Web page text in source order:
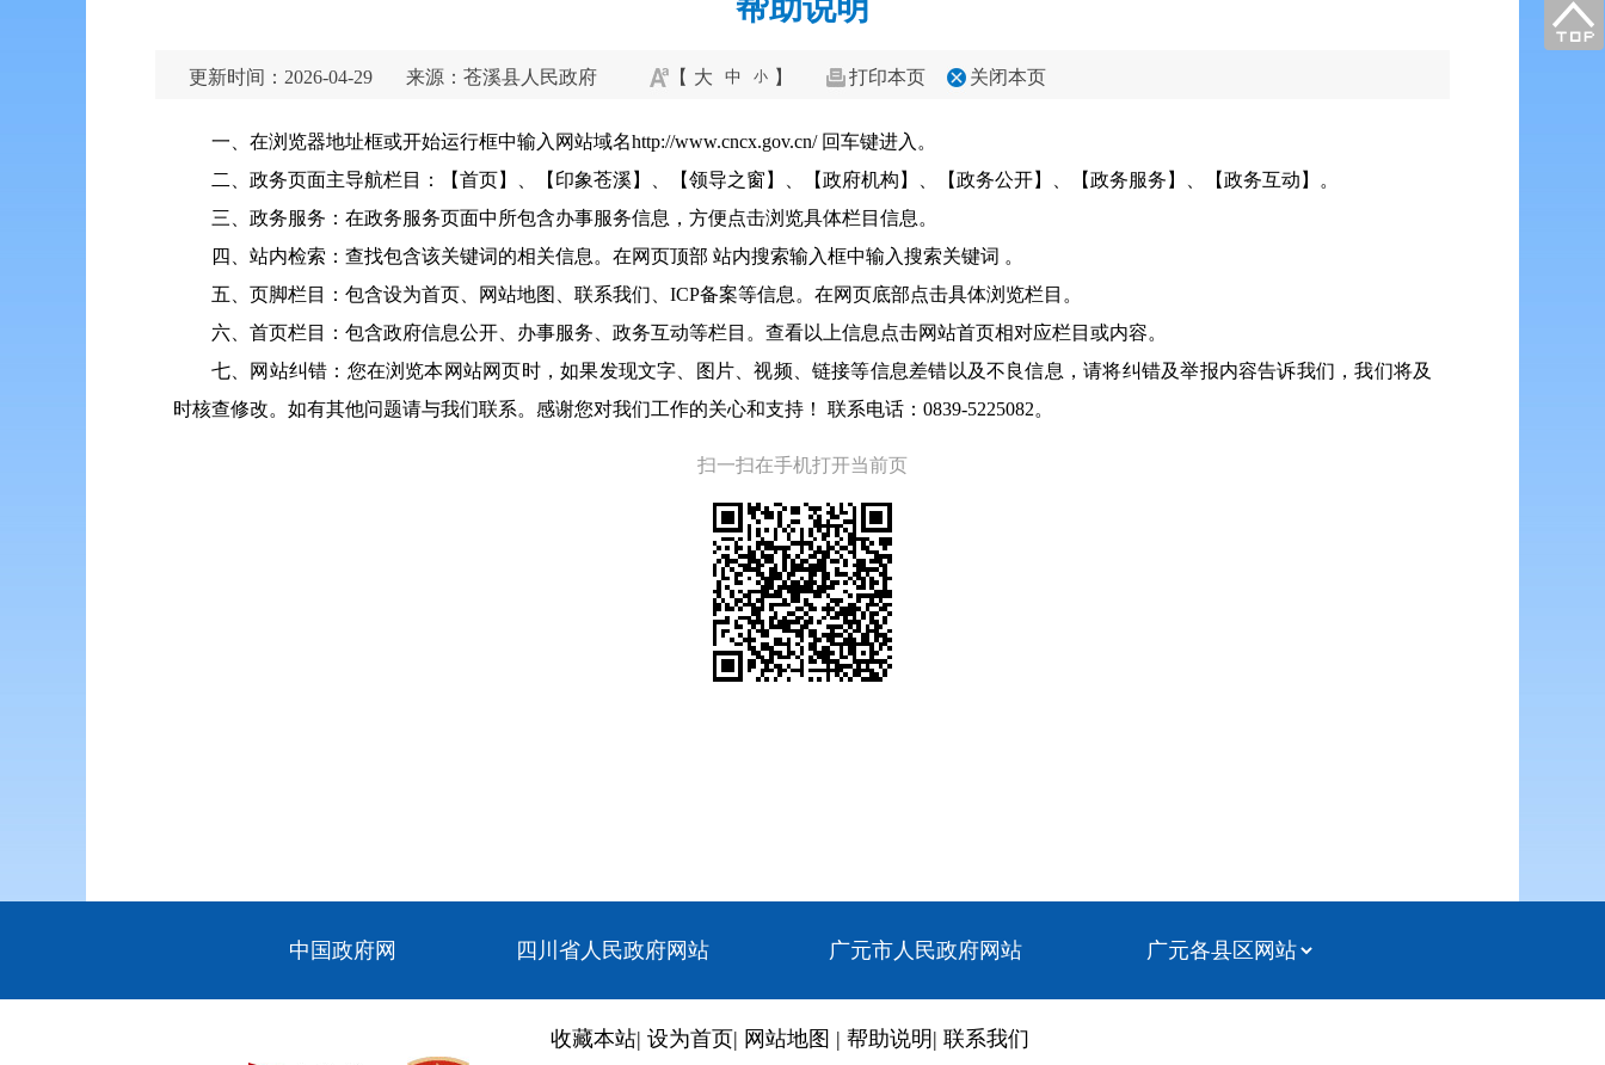
帮助说明
更新时间：2026-04-29 来源：苍溪县人民政府 【 大 中 小 】 打印本页 关闭本页
一、在浏览器地址框或开始运行框中输入网站域名http://www.cncx.gov.cn/ 回车键进入。
二、 政务页面主导航栏目：【首页】、【印象苍溪】、【领导之窗】、【政府机构】、【政务公开】、【政务服务】、【政务互动】。
三、政务服务：在政务服务页面中所包含办事服务信息，方便点击浏览具体栏目信息。
四、站内检索：查找包含该关键词的相关信息。在网页顶部 站内搜索输入框中输入搜索关键词 。
五、页脚栏目：包含设为首页、网站地图、联系我们、ICP备案等信息。在网页底部点击具体浏览栏目。
六、首页栏目：包含政府信息公开、办事服务、政务互动等栏目。查看以上信息点击网站首页相对应栏目或内容。
七、网站纠错：您在浏览本网站网页时，如果发现文字、图片、视频、链接等信息差错以及不良信息，请将纠错及举报内容告诉我们，我们将及
时核查修改。如有其他问题请与我们联系。感谢您对我们工作的关心和支持！ 联系电话：0839-5225082。
扫一扫在手机打开当前页
中国政府网 四川省人民政府网站 广元市人民政府网站
收藏本站| 设为首页| 网站地图 | 帮助说明 | 联系我们